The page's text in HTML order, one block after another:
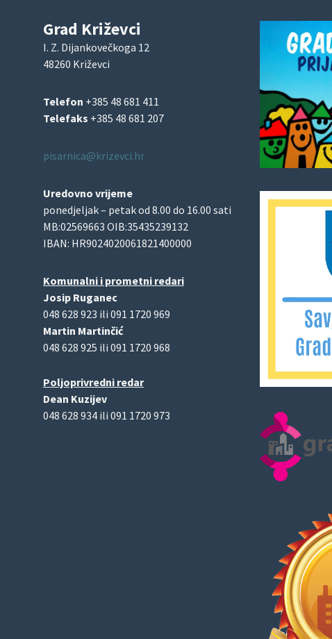
Grad Križevci
I. Z. Dijankovečkoga 12
48260 Križevci
Telefon +385 48 681 411
Telefaks +385 48 681 207
pisarnica@krizevci.hr
Uredovno vrijeme
ponedjeljak – petak od 8.00 do 16.00 sati
MB:02569663 OIB:35435239132
IBAN: HR9024020061821400000
Komunalni i prometni redari
Josip Ruganec
048 628 923 ili 091 1720 969
Martin Martinčić
048 628 925 ili 091 1720 968
Poljoprivredni redar
Dean Kuzijev
048 628 934 ili 091 1720 973